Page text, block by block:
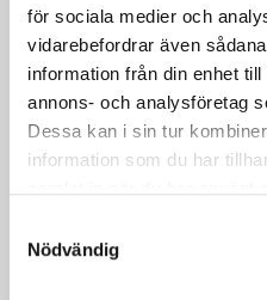
för sociala medier och
vidarebefordrar även
information från din enhet
annons- och analysföretag
Dessa kan i sin tur
information som du har
Nödvändig
Vi er